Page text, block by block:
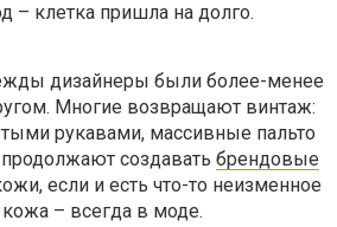
– клетка пришла на долго.
дизайнеры были более-менее
Многие возвращают винтаж:
рукавами, массивные пальто
создавать брендовые
если и есть что-то неизменное
– всегда в моде.